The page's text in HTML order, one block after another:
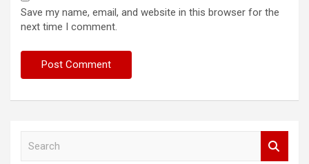
Save my name, email, and website in this browser for the
next time I comment.